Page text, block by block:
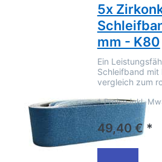
5x
mm - K80
Ein
Schleifband mit
vergleich zum
* Preise inkl.
49,40 € *